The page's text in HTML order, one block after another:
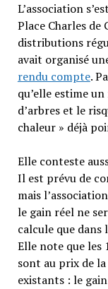
L’association
Place Charles
distributions
avait organisé
rendu compte.
qu’elle estime
d’arbres et le
chaleur » déjà
Elle conteste
Il est prévu de
mais
le gain réel ne
calcule que
Elle note que les
sont au prix de
existants : le